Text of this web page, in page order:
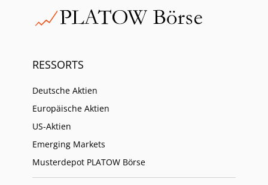
RESSORTS
Deutsche Aktien
Europäische Aktien
US-Aktien
Emerging Markets
Musterdepot PLATOW Börse